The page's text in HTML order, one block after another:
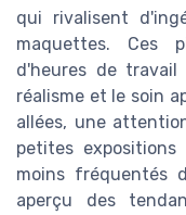
qui rivalisent
maquettes. Ces
d'heures de
réalisme et le soin
allées, une
petites
moins fréquentés
aperçu des